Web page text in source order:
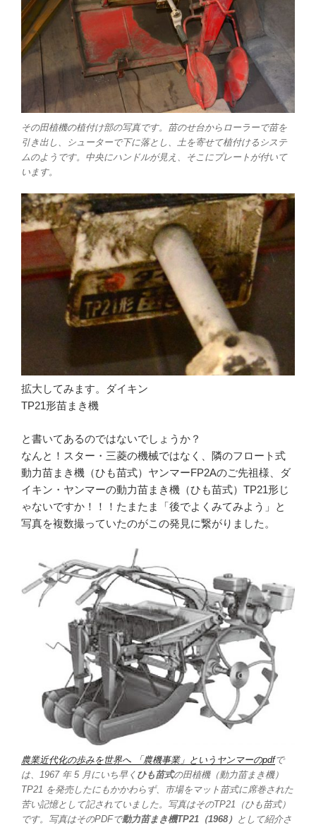
その田植機の植付け部の写真です。苗のせ台からローラーで苗を
引き出し、シューターで下に落とし、土を寄せて植付けるシステ
ムのようです。中央にハンドルが見え、そこにプレートが付いて
います。
拡大してみます。ダイキン
TP21形苗まき機
と書いてあるのではないでしょうか？
なんと！スター・三菱の機械ではなく、隣のフロート式
動力苗まき機（ひも苗式）ヤンマーFP2Aのご先祖様、ダ
イキン・ヤンマーの動力苗まき機（ひも苗式）TP21形じ
ゃないですか！！！たまたま「後でよくみてみよう」と
写真を複数撮っていたのがこの発見に繋がりました。
農業近代化の歩みを世界へ 「農機事業」というヤンマーのpdfで
は、1967 年 5 月にいち早く ひも苗式の田植機（動力苗まき機）
TP21 を発売したにもかかわらず、市場をマット苗式に席巻された
苦い記憶として記されていました。写真はそのTP21（ひも苗式）
です。写真はそのPDFで動力苗まき機TP21（1968） として紹介さ